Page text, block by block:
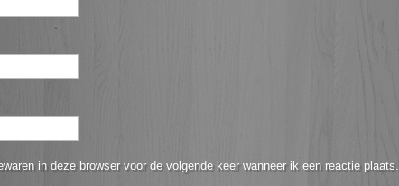
in deze browser voor de volgende keer wanneer ik een reactie plaats.